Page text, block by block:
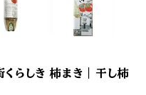
くらしき 柿まき｜干し柿